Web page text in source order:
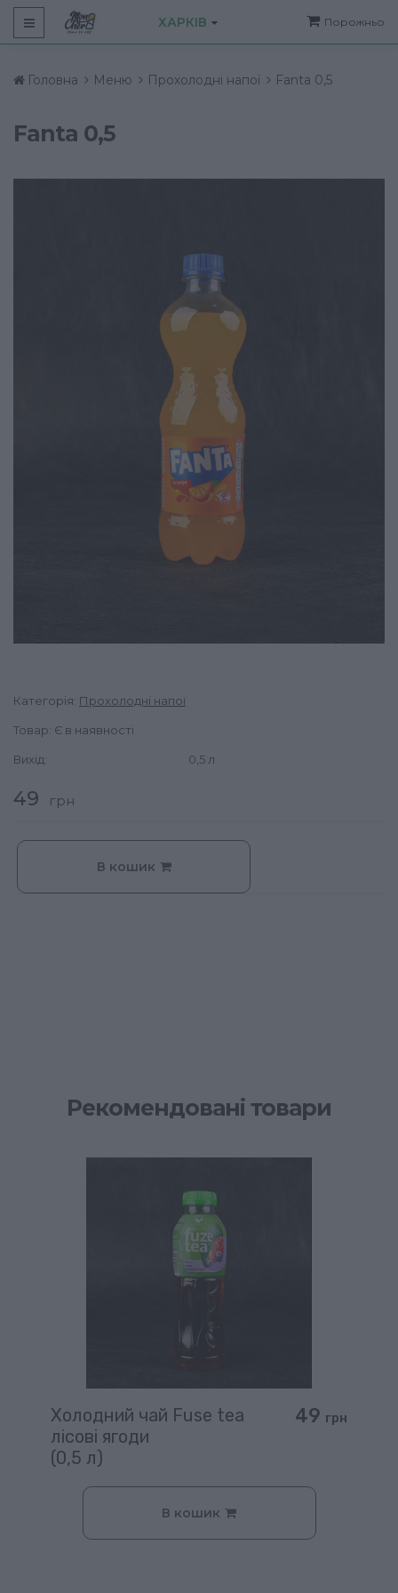
ХАРКІВ Порожньо
Головна Меню Прохолодні напої Fanta 0,5
Fanta 0,5
Категорія: Прохолодні напої
Товар: Є в наявності
Вихід: 0,5 л
49 грн
В кошик
Рекомендовані товари
Холодний чай Fuse tea
лісові ягоди
(0,5 л)
49 грн
В кошик